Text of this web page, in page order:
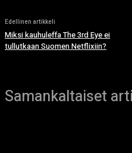
Edellinen artikkeli
Miksi kauhuleffa The 3rd Eye ei
tullutkaan Suomen Netflixiin?
Samankaltaiset